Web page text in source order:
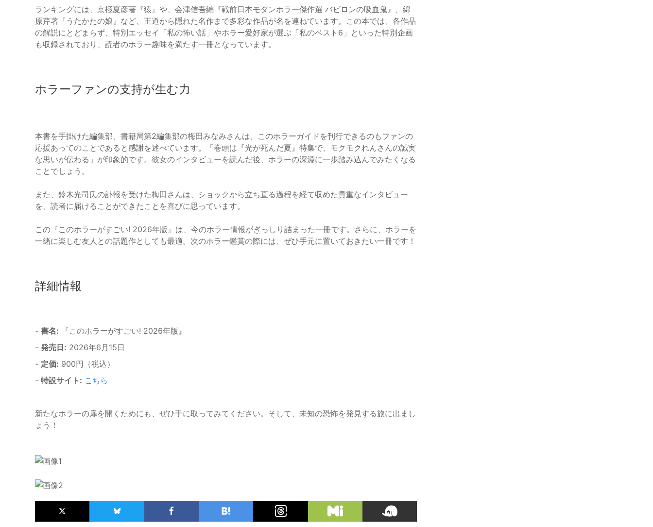
ランキングには、京極夏彦著『猿』や、会津信吾編『戦前日本モダンホラー傑作選 バビロンの吸血鬼』、綿
原芹著『うたかたの娘』など、王道から隠れた名作まで多彩な作品が名を連ねています。この本では、各作品
の解説にとどまらず、特別エッセイ「私の怖い話」やホラー愛好家が選ぶ「私のベスト6」といった特別企画
も収録されており、読者のホラー趣味を満たす一冊となっています。
ホラーファンの支持が生む力
本書を手掛けた編集部、書籍局第2編集部の梅田みなみさんは、このホラーガイドを刊行できるのもファンの
応援あってのことであると感謝を述べています。「巻頭は『光が死んだ夏』特集で、モクモクれんさんの誠実
な思いが伝わる」が印象的です。彼女のインタビューを読んだ後、ホラーの深淵に一歩踏み込んでみたくなる
ことでしょう。
また、鈴木光司氏の訃報を受けた梅田さんは、ショックから立ち直る過程を経て収めた貴重なインタビュー
を、読者に届けることができたことを喜びに思っています。
この『このホラーがすごい! 2026年版』は、今のホラー情報がぎっしり詰まった一冊です。さらに、ホラーを
一緒に楽しむ友人との話題作としても最適。次のホラー鑑賞の際には、ぜひ手元に置いておきたい一冊です！
詳細情報
- 書名: 『このホラーがすごい! 2026年版』
- 発売日: 2026年6月15日
- 定価: 900円（税込）
- 特設サイト: こちら
新たなホラーの扉を開くためにも、ぜひ手に取ってみてください。そして、未知の恐怖を発見する旅に出まし
ょう！